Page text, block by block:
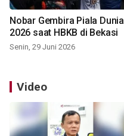
Nobar Gembira Piala Dunia
2026 saat HBKB di Bekasi
Senin, 29 Juni 2026
Video